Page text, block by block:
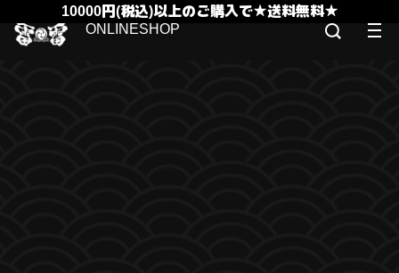
10000円(税込)以上のご購入で★送料無料★
ONLINESHOP